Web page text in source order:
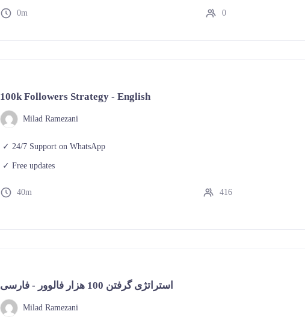
0m 0
100k Followers Strategy - English
Milad Ramezani
24/7 Support on WhatsApp
Free updates
40m 416
استراتژی گرفتن 100 هزار فالوور - فارسی
Milad Ramezani